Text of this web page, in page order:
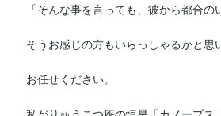
「そんな事を言っても、彼から都合の
そうお感じの方もいらっしゃるかと思
お任せください。